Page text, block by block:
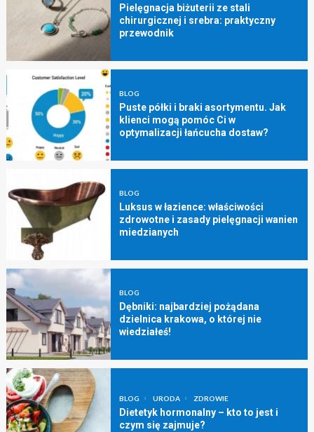
Pielęgnacja biżuterii ze stali
chirurgicznej i srebra: praktyczny
przewodnik
BLOG
Puste półki i braki asortymentu. Jak
klienci mogą pomóc Ci w
optymalizacji łańcucha dostaw?
BLOG
Luksus w łazience: właściwości
zdrowotne i zasady pielęgnacji wanien
miedzianych
BLOG
Dębniki: najbardziej pożądana
dzielnica krakowa, o której nie
wiedziałeś!
BLOG URODA ZDROWIE
Dietetyk hormonalny – kto to jest i
czym się zajmuje?